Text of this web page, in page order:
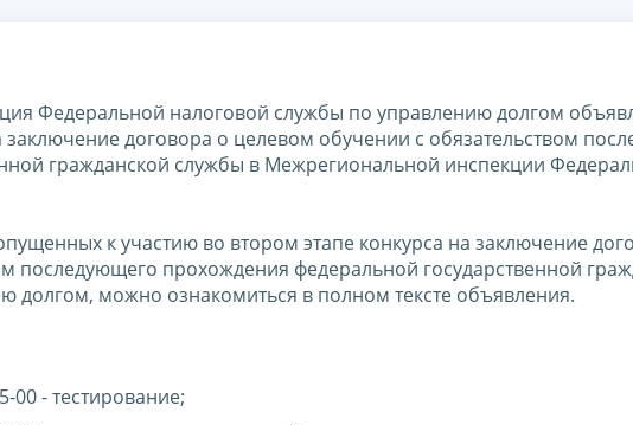
Федеральной налоговой службы по управлению долгом
заключение договора о целевом обучении с обязательством
гражданской службы в Межрегиональной инспекции
к участию во втором этапе конкурса на заключение
последующего прохождения федеральной государственной
долгом, можно ознакомиться в полном тексте объявления.
00 - тестирование;